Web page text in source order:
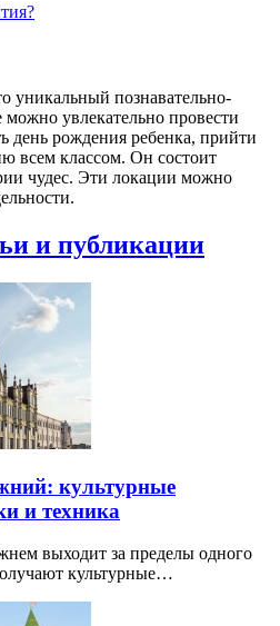
уникальный познавательно-
можно увлекательно провести
день рождения ребенка, прийти
всем классом. Он состоит
чудес. Эти локации можно
и публикации
культурные
и техника
выходит за пределы одного
культурные…